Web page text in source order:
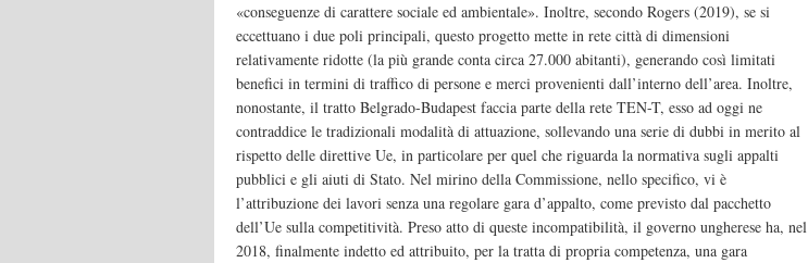
«conseguenze di carattere sociale ed ambientale». Inoltre, secondo Rogers (2019), se si
eccettuano i due poli principali, questo progetto mette in rete città di dimensioni
relativamente ridotte (la più grande conta circa 27.000 abitanti), generando così limitati
benefici in termini di traffico di persone e merci provenienti dall’interno dell’area. Inoltre,
nonostante, il tratto Belgrado-Budapest faccia parte della rete TEN-T, esso ad oggi ne
contraddice le tradizionali modalità di attuazione, sollevando una serie di dubbi in merito al
rispetto delle direttive Ue, in particolare per quel che riguarda la normativa sugli appalti
pubblici e gli aiuti di Stato. Nel mirino della Commissione, nello specifico, vi è
l’attribuzione dei lavori senza una regolare gara d’appalto, come previsto dal pacchetto
dell’Ue sulla competitività. Preso atto di queste incompatibilità, il governo ungherese ha, nel
2018, finalmente indetto ed attribuito, per la tratta di propria competenza, una gara